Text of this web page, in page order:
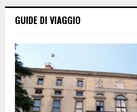
GUIDE DI VIAGGIO